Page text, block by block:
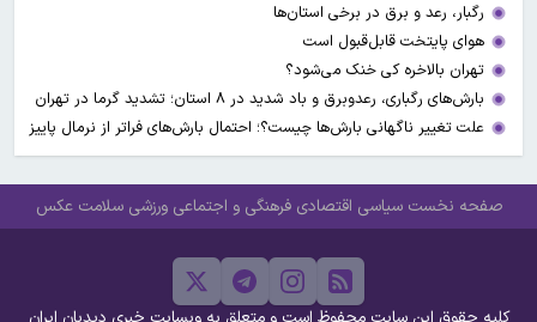
رگبار، رعد و برق در برخی استان‌ها
هوای پایتخت قابل‌قبول است
تهران بالاخره کی خنک می‌شود؟
بارش‌های رگباری، رعدوبرق و باد شدید در ۸ استان؛ تشدید گرما در تهران
علت تغییر ناگهانی بارش‌ها چیست؟؛ احتمال بارش‌های فراتر از نرمال پاییز
صفحه نخست سیاسی اقتصادی فرهنگی و اجتماعی ورزشی سلامت عکس